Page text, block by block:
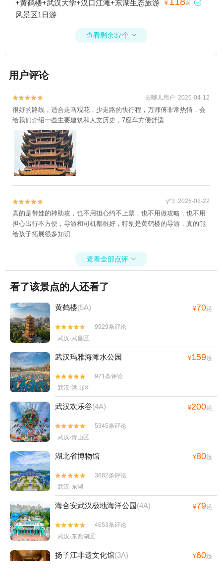
博园(武汉自然博物馆)+汉口粤汉码头+知音
汉旅游观光巴士+汉口江滩+江汉关博物馆
琴台号游船(江城遇舰)+夜游晴川阁(大禹晴川
情）1日游
+黄鹤楼+武汉大学+汉口江滩+东湖生态旅游
风景区1日游
¥ 起 
查看剩余37个 
用户评论

 去哪儿用户 2026-04-12
很好的路线，适合走马观花，少走路的快行程，万师傅非常热情，会
给我们介绍一些主要建筑和人文历史，7座车方便舒适

 y*3 2026-02-22
真的是带娃的神助攻，也不用担心约不上票，也不用做攻略，也不用
担心出行不方便，导游和司机都很好，特别是黄鹤楼的导游，真的能
给孩子拓展很多知识
查看全部点评 
看了该景点的人还看了
黄鹤楼(5A) ¥70起


9929条评论
武汉·武昌区
武汉玛雅海滩水公园 ¥159起


971条评论
武汉·洪山区
武汉欢乐谷(4A) ¥200起


5345条评论
武汉·青山区
湖北省博物馆 ¥80起


3682条评论
武汉·东湖
海合安武汉极地海洋公园 (4A) ¥79起


4653条评论
武汉·东西湖区
扬子江非遗文化馆(3A) ¥60起